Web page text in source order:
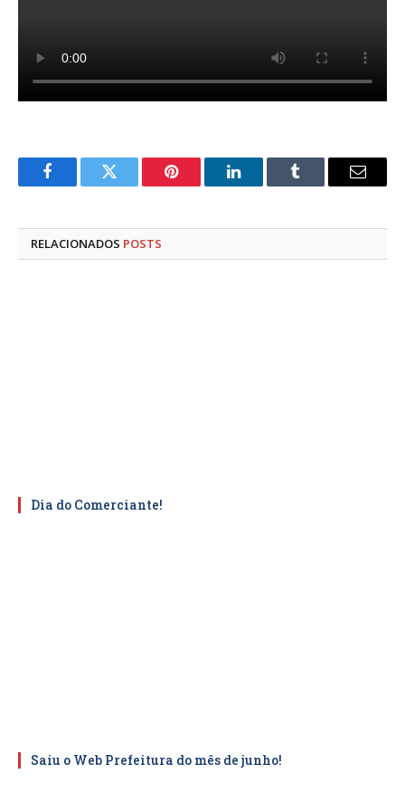
FacebookTwitter Pinterest LinkedInTumblr
E-
RELACIONADOS POSTS
Dia do Comerciante!
Saiu o Web Prefeitura do mês de junho!